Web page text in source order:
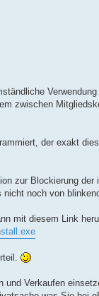
zwischen
der exakt
zur Blockierung
noch von
mit diesem Link
und Verkaufen